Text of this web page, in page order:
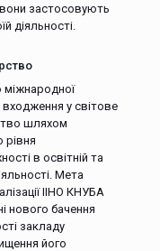
застосовують
діяльності.
входження у світове
шляхом
рівня
в освітній та
Мета
ІІНО КНУБА
нового бачення
закладу
його